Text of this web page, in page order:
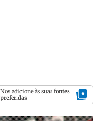
Nos adicione às suas fontes
preferidas